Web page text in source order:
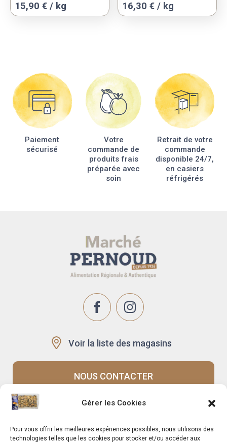
Gérer les Cookies
Pour vous offrir les meilleures expériences possibles, nous utilisons des
technologies telles que les cookies pour stocker et/ou accéder aux
15,90 € / kg
Ce
produit
options
peuvent
être
choisies
sur
page
16,30 € / kg
Ce
produit
options
peuvent
être
choisies
sur
page
du
produit
Paiement
sécurisé
Votre
commande de
produits frais
préparée avec
soin
Retrait de votre
commande
disponible 24/7,
en casiers
réfrigérés
Voir la liste des magasins
NOUS CONTACTER
Rappels produits
Le Mag